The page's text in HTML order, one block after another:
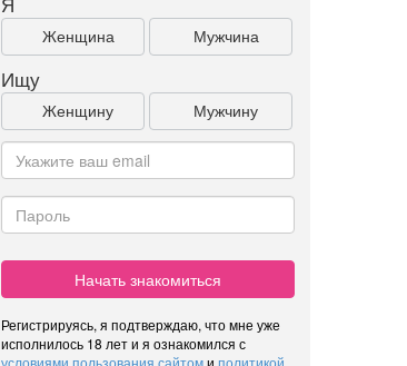
Женщина Мужчина
Ищу
Женщину Мужчину
Начать знакомиться
Регистрируясь, я подтверждаю, что мне уже
исполнилось 18 лет и я ознакомился с
условиями пользования сайтоми политикой